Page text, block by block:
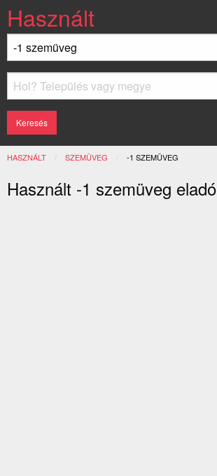
Használt
HASZNÁLT SZEMÜVEG JELENLEGI:
-1 SZEMÜVEG
Használt -1 szemüveg eladó